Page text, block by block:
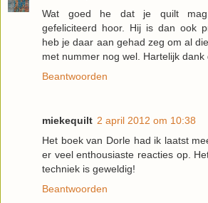
Wat goed he dat je quilt
gefeliciteerd hoor. Hij is dan ook
heb je daar aan gehad zeg om al
met nummer nog wel. Hartelijk dank
Beantwoorden
miekequilt 2 april 2012 om 10:38
Het boek van Dorle had ik laatst
er veel enthousiaste reacties op.
techniek is geweldig!
Beantwoorden